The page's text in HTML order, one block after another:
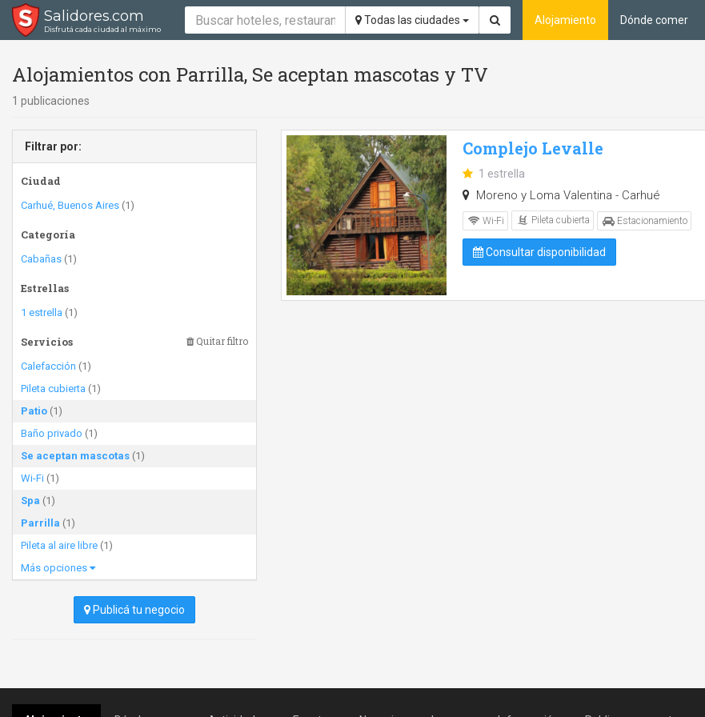
Salidores.com
Disfrutá cada ciudad al máximo
Todas las ciudades Alojamiento Dónde comer
Alojamientos con Parrilla, Se aceptan mascotas y TV
1 publicaciones
Filtrar por:
Ciudad
Carhué, Buenos Aires (1)
Categoría
Cabañas (1)
Estrellas
1 estrella (1)
Servicios Quitar filtro
Calefacción (1)
Pileta cubierta (1)
Patio (1)
Baño privado (1)
Se aceptan mascotas (1)
Wi-Fi (1)
Spa (1)
Parrilla (1)
Pileta al aire libre (1)
Más opciones
Publicá tu negocio
Complejo Levalle
1 estrella
Moreno y Loma Valentina - Carhué
Wi-Fi Pileta cubierta Estacionamiento
Consultar disponibilidad